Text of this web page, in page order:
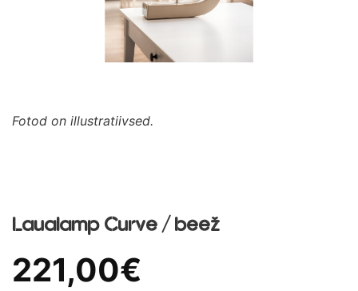
Fotod on illustratiivsed.
Laualamp Curve / beež
221,00€